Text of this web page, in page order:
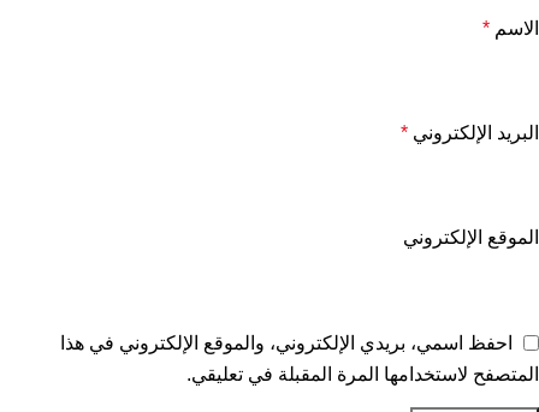
الاسم *
البريد الإلكتروني *
الموقع الإلكتروني
احفظ اسمي، بريدي الإلكتروني، والموقع الإلكتروني في هذا
المتصفح لاستخدامها المرة المقبلة في تعليقي.